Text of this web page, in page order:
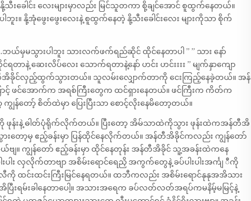
ခေါင်း လေးများမှာလည်း မြင်သူတကာ စို့ချင်အောင် စူထွက်နေတယ်။
း။ နို့အုံဖွေးဖွေးလေးနဲ့ စူထွက်နေတဲ့ နို့သီးခေါင်းလေး များကိုသာ စိုက်
ယ်မှမသွားပါဘူး သားလက်ဖက်ရည်ဆိုင် ထိုင်နေတာပါ ” ” သား နော်
ဆေးလိပ်လေး သောက်ရတာနဲ့နော် ဟင်း ဟင်းးးး ” မျက်နှာကျော
အန်တီအိခိုင်လှည့်ထွက်သွားတယ်။ သူလမ်းလျှောက်တာကို ငေးကြည့်နေခဲ့တယ်။ အန်
ာင့် ဖင်အောက်က အရစ်ကြီးတွေက ထင်ရှားနေတယ်။ ဖင်ကြီးက ကိတ်က
တော့် စိတ်ထဲမှာ ပြေးပြီးသာ စောင့်လိုးနေမိတော့တယ်။
ဖုန်းနဲ့ ဓါတ်ပုံရိုက်လိုက်တယ်။ ပြီးတော့ အိမ်သာထဲကိုသွား ဖုန်းထဲကအန်တီအိ
းတော့မှ ဧည့်ခန်းမှာ ပြန်ထိုင်နေလိုက်တယ်။ အန်တီအိခိုင်ကလည်း ကျွန်တော်
ကျွန်တော် ဧည့်ခန်းမှာ ထိုင်နေတုန်း အန်တီအိခိုင် သူ့အခန်းထဲကနေ
ါး လှလိုက်တာဗျာ အစိမ်းရောင်ရေညှိ အကွက်တွေနဲ့ ခပ်ပါးပါးအင်္ကျ ီကို
ထင်းထင်းကြီးမြင်နေရတယ်။ ထဘီကလည်း အစိမ်းရောင်နုနုအအိသား
ြီးရမ်းခါနေတာပေါ့။ အသားအရေက ခပ်လတ်လတ်အရပ်ကမနိမ့်မမြင့်နဲ့